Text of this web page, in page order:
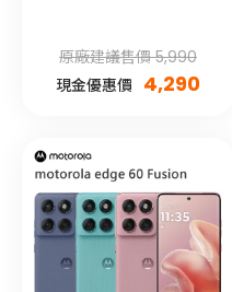
原廠建議售價 5,990
現金優惠價 4,290